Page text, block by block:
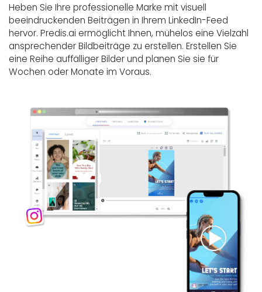
Heben Sie Ihre professionelle Marke mit visuell
beeindruckenden Beiträgen in Ihrem LinkedIn-Feed
hervor. Predis.ai ermöglicht Ihnen, mühelos eine Vielzahl
ansprechender Bildbeiträge zu erstellen. Erstellen Sie
eine Reihe auffälliger Bilder und planen Sie sie für
Wochen oder Monate im Voraus.